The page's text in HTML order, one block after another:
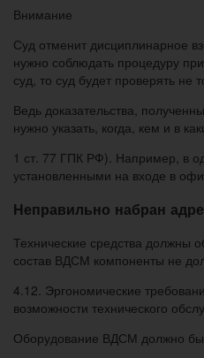
Внимание
Суд отменит дисциплинарное
нужно соблюдать процедуру
суд, то суд будет проверять
Ведь доказательства,
нужно указать, когда, кем и в
1 ст. 77 ГПК РФ). Например, в
установленными на входе в
Неправильно набран
Технические средства должны
состав ВДСМ компоненты не
4.12. Эргономические
возможности технического
Оборудование ВДСМ должно